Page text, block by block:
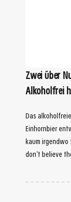
Zwei über
Alkoholfrei
Das
Einhornbier
kaum irgendwo
don’t believe